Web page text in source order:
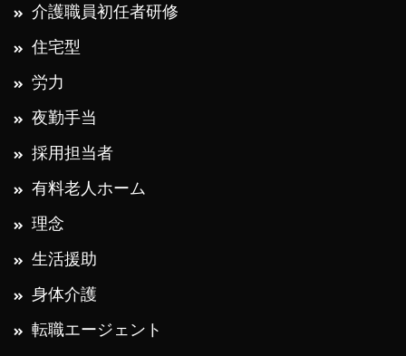
介護職員初任者研修
住宅型
労力
夜勤手当
採用担当者
有料老人ホーム
理念
生活援助
身体介護
転職エージェント